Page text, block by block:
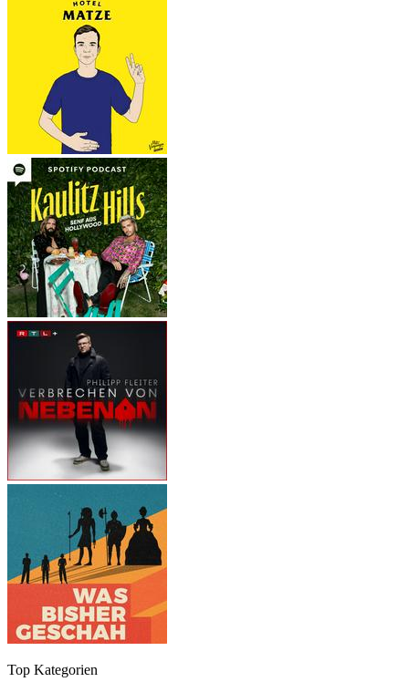
Top Kategorien